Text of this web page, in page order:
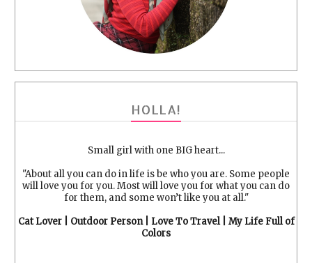
HOLLA!
Small girl with one BIG heart...
"About all you can do in life is be who you are. Some people
will love you for you. Most will love you for what you can do
for them, and some won’t like you at all."
Cat Lover | Outdoor Person | Love To Travel | My Life Full of
Colors